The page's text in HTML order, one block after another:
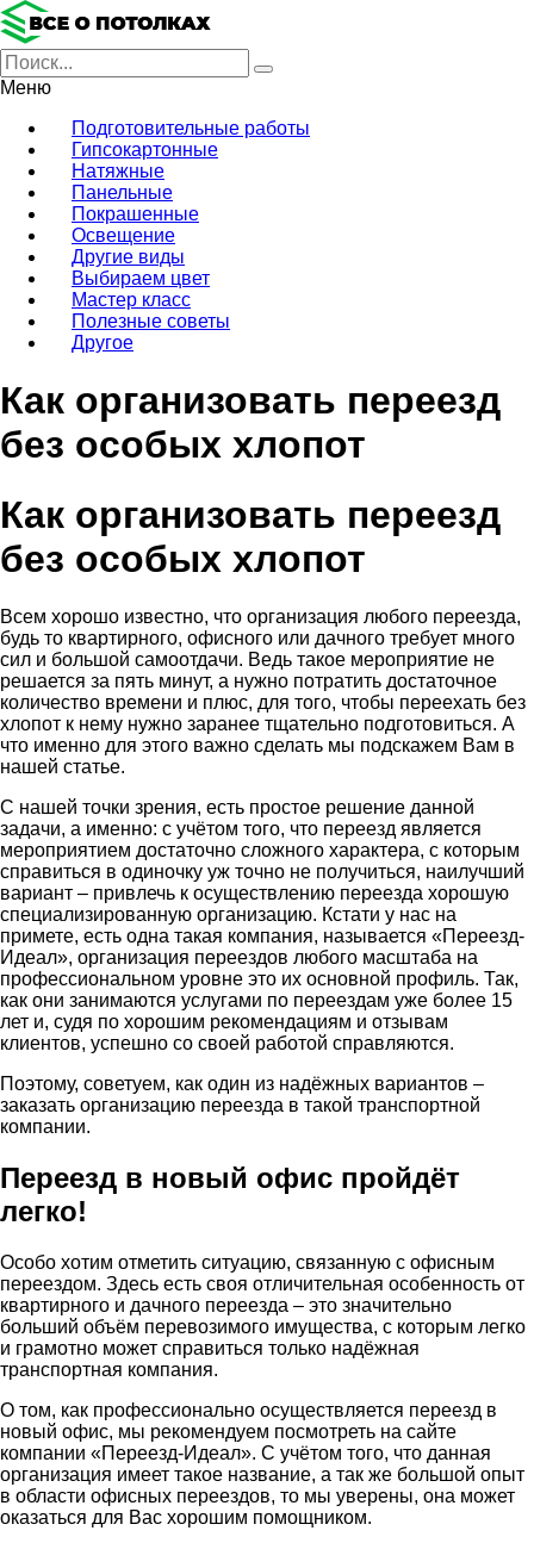
Меню
Подготовительные работы
Гипсокартонные
Натяжные
Панельные
Покрашенные
Освещение
Другие виды
Выбираем цвет
Мастер класс
Полезные советы
Другое
Как организовать переезд
без особых хлопот
Как организовать переезд
без особых хлопот
Всем хорошо известно, что организация любого переезда,
будь то квартирного, офисного или дачного требует много
сил и большой самоотдачи. Ведь такое мероприятие не
решается за пять минут, а нужно потратить достаточное
количество времени и плюс, для того, чтобы переехать без
хлопот к нему нужно заранее тщательно подготовиться. А
что именно для этого важно сделать мы подскажем Вам в
нашей статье.
С нашей точки зрения, есть простое решение данной
задачи, а именно: с учётом того, что переезд является
мероприятием достаточно сложного характера, с которым
справиться в одиночку уж точно не получиться, наилучший
вариант – привлечь к осуществлению переезда хорошую
специализированную организацию. Кстати у нас на
примете, есть одна такая компания, называется «Переезд-
Идеал», организация переездов любого масштаба на
профессиональном уровне это их основной профиль. Так,
как они занимаются услугами по переездам уже более 15
лет и, судя по хорошим рекомендациям и отзывам
клиентов, успешно со своей работой справляются.
Поэтому, советуем, как один из надёжных вариантов –
заказать организацию переезда в такой транспортной
компании.
Переезд в новый офис пройдёт
легко!
Особо хотим отметить ситуацию, связанную с офисным
переездом. Здесь есть своя отличительная особенность от
квартирного и дачного переезда – это значительно
больший объём перевозимого имущества, с которым легко
и грамотно может справиться только надёжная
транспортная компания.
О том, как профессионально осуществляется переезд в
новый офис, мы рекомендуем посмотреть на сайте
компании «Переезд-Идеал». С учётом того, что данная
организация имеет такое название, а так же большой опыт
в области офисных переездов, то мы уверены, она может
оказаться для Вас хорошим помощником.